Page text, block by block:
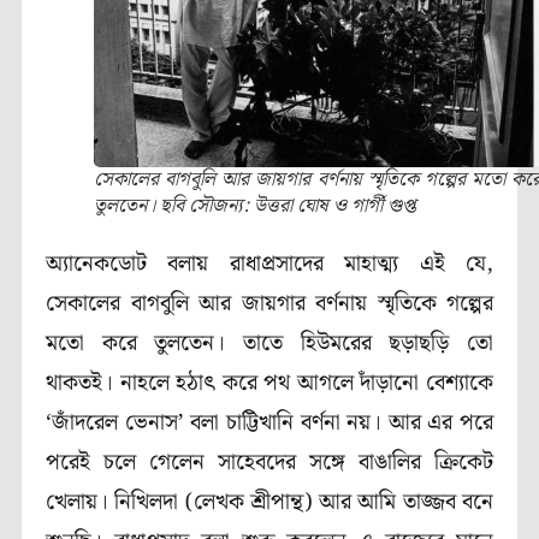
সেকালের বাগবুলি আর জায়গার বর্ণনায় স্মৃতিকে গল্পের মতো
তুলতেন। ছবি সৌজন্য: উত্তরা ঘোষ ও গার্গী গুপ্ত
অ্যানেকডোট বলায় রাধাপ্রসাদের মাহাত্ম্য এই যে,
সেকালের বাগবুলি আর জায়গার বর্ণনায় স্মৃতিকে গল্পের
মতো করে তুলতেন। তাতে হিউমরের ছড়াছড়ি তো
থাকতই। নাহলে হঠাৎ করে পথ আগলে দাঁড়ানো বেশ্যাকে
‘জাঁদরেল ভেনাস’ বলা চাট্টিখানি বর্ণনা নয়। আর এর পরে
পরেই চলে গেলেন সাহেবদের সঙ্গে বাঙালির ক্রিকেট
খেলায়। নিখিলদা (লেখক শ্রীপান্থ) আর আমি তাজ্জব বনে